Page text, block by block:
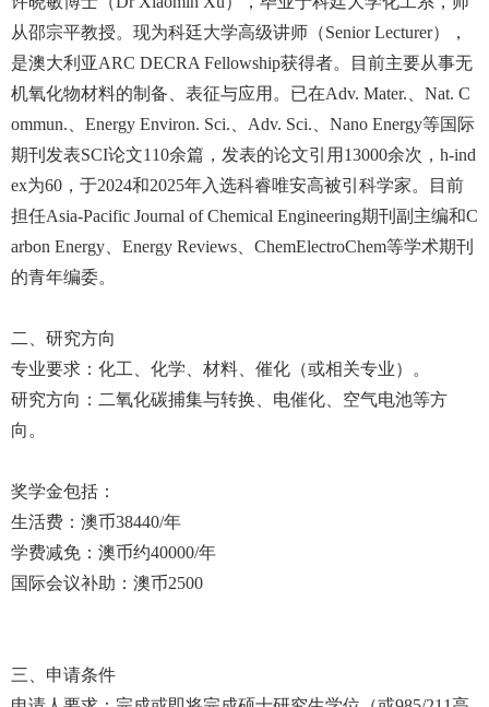
从邵宗平教授。现为科廷大学高级讲师（Senior Lecturer），
是澳大利亚ARC DECRA Fellowship获得者。目前主要从事无
机氧化物材料的制备、表征与应用。已在Adv. Mater.、Nat. C
ommun.、Energy Environ. Sci.、Adv. Sci.、Nano Energy等国际
期刊发表SCI论文110余篇，发表的论文引用13000余次，h-ind
ex为60，于2024和2025年入选科睿唯安高被引科学家。目前
担任Asia-Pacific Journal of Chemical Engineering期刊副主编和C
arbon Energy、Energy Reviews、ChemElectroChem等学术期刊
的青年编委。
二、研究方向
专业要求：化工、化学、材料、催化（或相关专业）。
研究方向：二氧化碳捕集与转换、电催化、空气电池等方
向。
奖学金包括：
生活费：澳币38440/年
学费减免：澳币约40000/年
国际会议补助：澳币2500
三、申请条件